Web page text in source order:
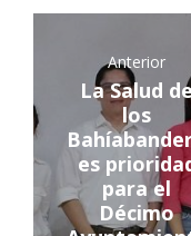
Anterior
La Salud
los
es
para el
Décimo